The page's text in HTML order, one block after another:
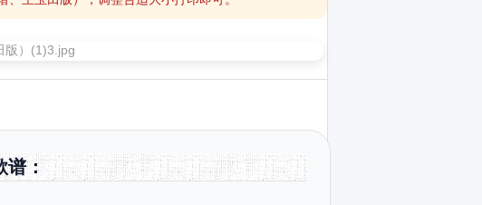
谱：